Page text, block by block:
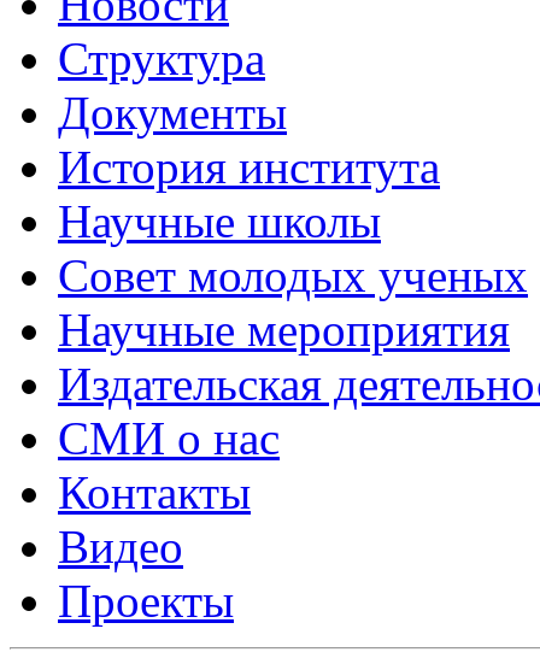
Структура
Документы
История института
Научные школы
Совет молодых ученых
Научные мероприятия
Издательская
СМИ о нас
Контакты
Видео
Проекты